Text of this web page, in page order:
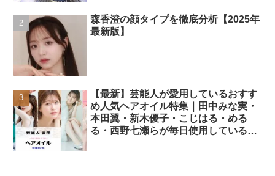
森香澄の顔タイプを徹底分析【2025年
最新版】
【最新】芸能人が愛用しているおすす
め人気ヘアオイル特集｜田中みな実・
本田翼・新木優子・こじはる・める
る・西野七瀬らが毎日使用しているヘ